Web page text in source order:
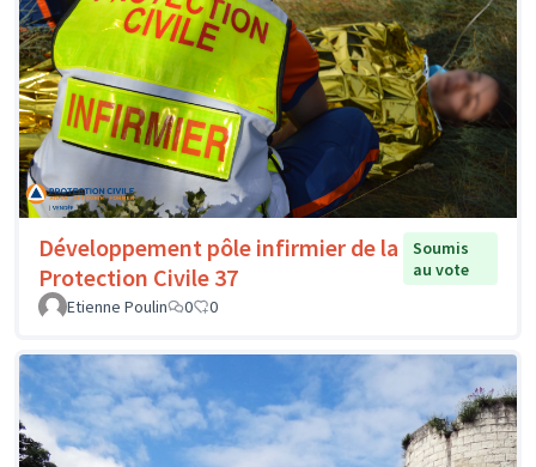
Développement pôle infirmier de la
Protection Civile 37
Soumis
au vote
Etienne Poulin
0 0